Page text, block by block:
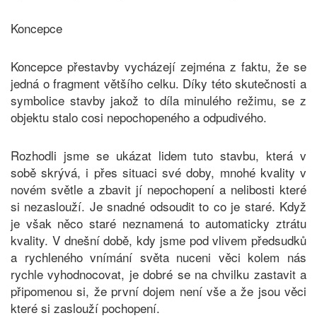
Koncepce
Koncepce přestavby vycházejí zejména z faktu, že se
jedná o fragment většího celku. Díky této skutečnosti a
symbolice stavby jakož to díla minulého režimu, se z
objektu stalo cosi nepochopeného a odpudivého.
Rozhodli jsme se ukázat lidem tuto stavbu, která v
sobě skrývá, i přes situaci své doby, mnohé kvality v
novém světle a zbavit jí nepochopení a nelibosti které
si nezaslouží. Je snadné odsoudit to co je staré. Když
je však něco staré neznamená to automaticky ztrátu
kvality. V dnešní době, kdy jsme pod vlivem předsudků
a rychleného vnímání světa nuceni věci kolem nás
rychle vyhodnocovat, je dobré se na chvilku zastavit a
připomenou si, že první dojem není vše a že jsou věci
které si zaslouží pochopení.